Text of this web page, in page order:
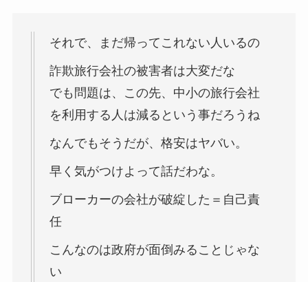
それで、まだ帰ってこれない人いるの
詐欺旅行会社の被害者は大変だな
でも問題は、この先、中小の旅行会社
を利用する人は減るという事だろうね
なんでもそうだが、格安はヤバい。
早く気がつけよって話だわな。
ブローカーの会社が破綻した＝自己責
任
こんなのは政府が面倒みることじゃな
い